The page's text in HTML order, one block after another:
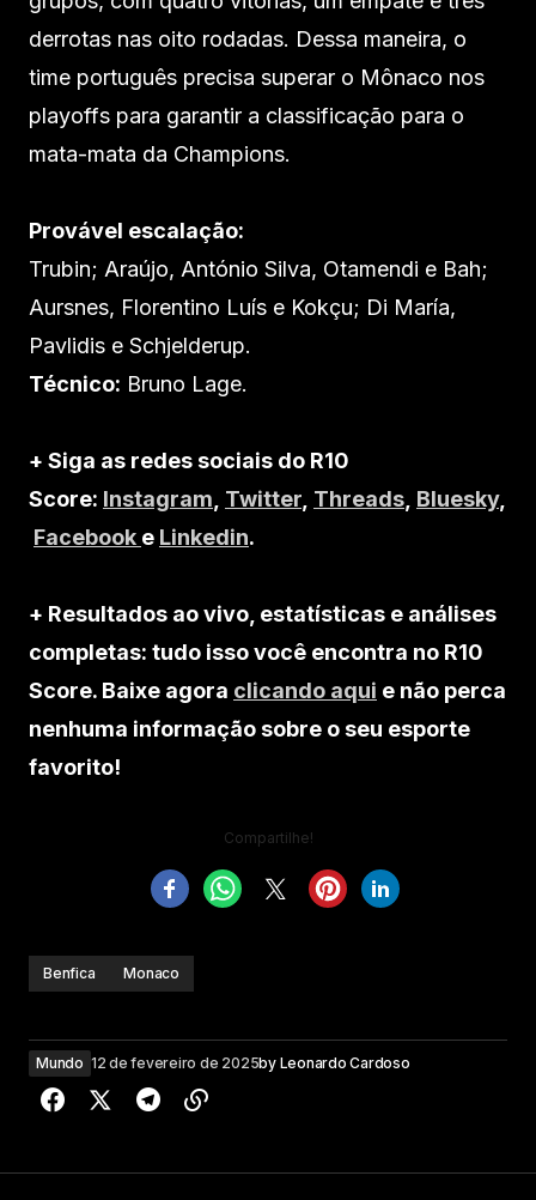
derrotas nas oito rodadas. Dessa maneira, o
time português precisa superar o Mônaco nos
playoffs para garantir a classificação para o
mata-mata da Champions.
Provável escalação:
Trubin; Araújo, António Silva, Otamendi e Bah;
Aursnes, Florentino Luís e Kokçu; Di María,
Pavlidis e Schjelderup.
Técnico: Bruno Lage.
+ Siga as redes sociais do R10
Score: Instagram Twitter Threads Bluesky,
Facebook e Linkedin.
+ Resultados ao vivo, estatísticas e análises
completas: tudo isso você encontra no R10
Score. Baixe agora clicando aqui e não perca
nenhuma informação sobre o seu esporte
favorito!
Compartilhe!
Benfica Monaco
Mundo 12 de fevereiro de 2025by Leonardo Cardoso